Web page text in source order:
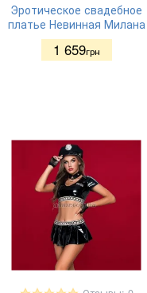
Эротическое свадебное
платье Невинная Милана
1 659грн